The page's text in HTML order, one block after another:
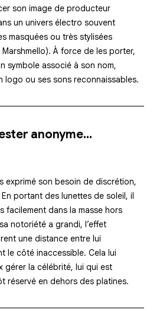
son image de producteur
un univers électro souvent
masquées ou très stylisées
À force de les porter,
symbole associé à son nom,
logo ou ses sons reconnaissables.
anonyme…
exprimé son besoin de discrétion,
portant des lunettes de soleil, il
facilement dans la masse hors
notoriété a grandi, l’effet
une distance entre lui
le côté inaccessible. Cela lui
gérer la célébrité, lui qui est
réservé en dehors des platines.